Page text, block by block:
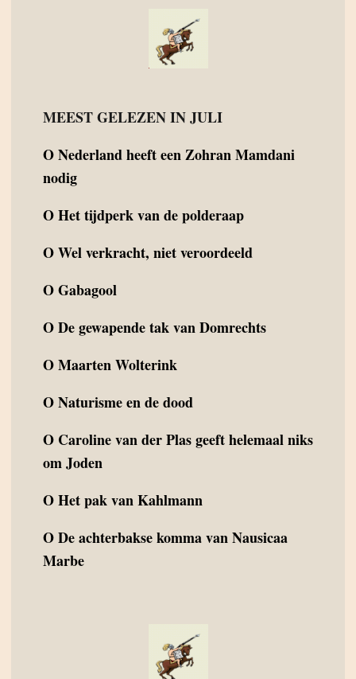
MEEST GELEZEN IN JULI
ONederland heeft een Zohran Mamdani
nodig
OHet tijdperk van de polderaap
OWel verkracht, niet veroordeeld
OGabagool
ODe gewapende tak van Domrechts
OMaarten Wolterink
ONaturisme en de dood
O Caroline van der Plas geeft helemaal niks
om Joden
OHet pak van Kahlmann
ODe achterbakse komma van Nausicaa
Marbe